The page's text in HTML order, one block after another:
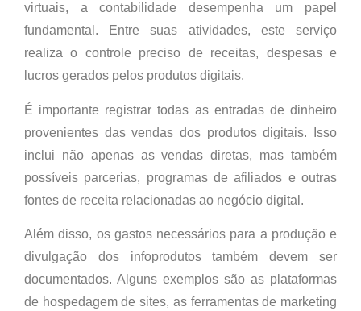
virtuais, a contabilidade desempenha um papel
fundamental. Entre suas atividades, este serviço
realiza o controle preciso de receitas, despesas e
lucros gerados pelos produtos digitais.
É importante registrar todas as entradas de dinheiro
provenientes das vendas dos produtos digitais. Isso
inclui não apenas as vendas diretas, mas também
possíveis parcerias, programas de afiliados e outras
fontes de receita relacionadas ao negócio digital.
Além disso, os gastos necessários para a produção e
divulgação dos infoprodutos também devem ser
documentados. Alguns exemplos são as plataformas
de hospedagem de sites, as ferramentas de marketing